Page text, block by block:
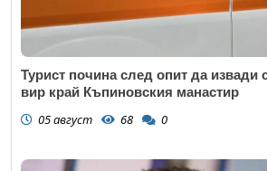
Турист почина след опит да извади
вир край Къпиновския манастир
05 август 68 0